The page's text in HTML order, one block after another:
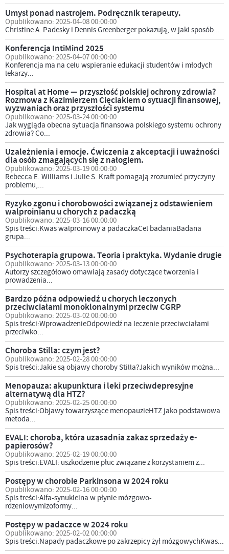
Umysł ponad nastrojem. Podręcznik terapeuty.
Opublikowano: 2025-04-08 00:00:00
Christine A. Padesky i Dennis Greenberger pokazują, w jaki sposób...
Konferencja IntiMind 2025
Opublikowano: 2025-04-07 00:00:00
Konferencja ma na celu wspieranie edukacji studentów i młodych
lekarzy...
Hospital at Home — przyszłość polskiej ochrony zdrowia?
Rozmowa z Kazimierzem Cięciakiem o sytuacji finansowej,
wyzwaniach oraz przyszłości systemu
Opublikowano: 2025-03-24 00:00:00
Jak wygląda obecna sytuacja finansowa polskiego systemu ochrony
zdrowia? Co...
Uzależnienia i emocje. Ćwiczenia z akceptacji i uważności
dla osób zmagających się z nałogiem.
Opublikowano: 2025-03-19 00:00:00
Rebecca E. Williams i Julie S. Kraft pomagają zrozumieć przyczyny
problemu,...
Ryzyko zgonu i chorobowości związanej z odstawieniem
walproinianu u chorych z padaczką
Opublikowano: 2025-03-16 00:00:00
Spis treści:Kwas walproinowy a padaczkaCel badaniaBadana
grupa...
Psychoterapia grupowa. Teoria i praktyka. Wydanie drugie
Opublikowano: 2025-03-13 00:00:00
Autorzy szczegółowo omawiają zasady dotyczące tworzenia i
prowadzenia...
Bardzo późna odpowiedź u chorych leczonych
przeciwciałami monoklonalnymi przeciw CGRP
Opublikowano: 2025-03-02 00:00:00
Spis treści:WprowadzenieOdpowiedź na leczenie przeciwciałami
przeciwko...
Choroba Stilla: czym jest?
Opublikowano: 2025-02-28 00:00:00
Spis treści:Jakie są objawy choroby Stilla?Jakich wyników można...
Menopauza: akupunktura i leki przeciwdepresyjne
alternatywą dla HTZ?
Opublikowano: 2025-02-25 00:00:00
Spis treści:Objawy towarzyszące menopauzieHTZ jako podstawowa
metoda...
EVALI: choroba, która uzasadnia zakaz sprzedaży e-
papierosów?
Opublikowano: 2025-02-19 00:00:00
Spis treści:EVALI: uszkodzenie płuc związane z korzystaniem z...
Postępy w chorobie Parkinsona w 2024 roku
Opublikowano: 2025-02-16 00:00:00
Spis treści:Alfa-synukleina w płynie mózgowo-
rdzeniowymIzoformy...
Postępy w padaczce w 2024 roku
Opublikowano: 2025-02-02 00:00:00
Spis treści:Napady padaczkowe po zakrzepicy żył mózgowychKwas...